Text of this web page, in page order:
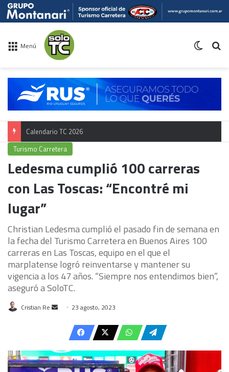
Menú
Campeonato TC
Turismo Carretera
Ledesma cumplió 100 carreras
con Las Toscas: “Encontré mi
lugar”
Christian Ledesma cumplió el pasado fin de semana en
la fecha del Turismo Carretera en Buenos Aires 100
carreras en Las Toscas, equipo en el que el
marplatense logró reinventarse y mantener su
vigencia a los 47 años. “Siempre nos entendimos bien”,
aseguró a SoloTC.
Cristian Re
Send
email
23 agosto, 2023